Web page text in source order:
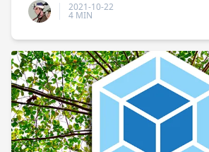
2021-10-22
4 MIN